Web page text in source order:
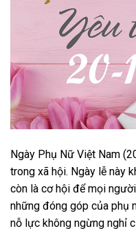
Ngày Phụ Nữ Việt Nam
trong xã hội. Ngày lễ này
còn là cơ hội để mọi
những đóng góp của phụ
nỗ lực không ngừng nghỉ